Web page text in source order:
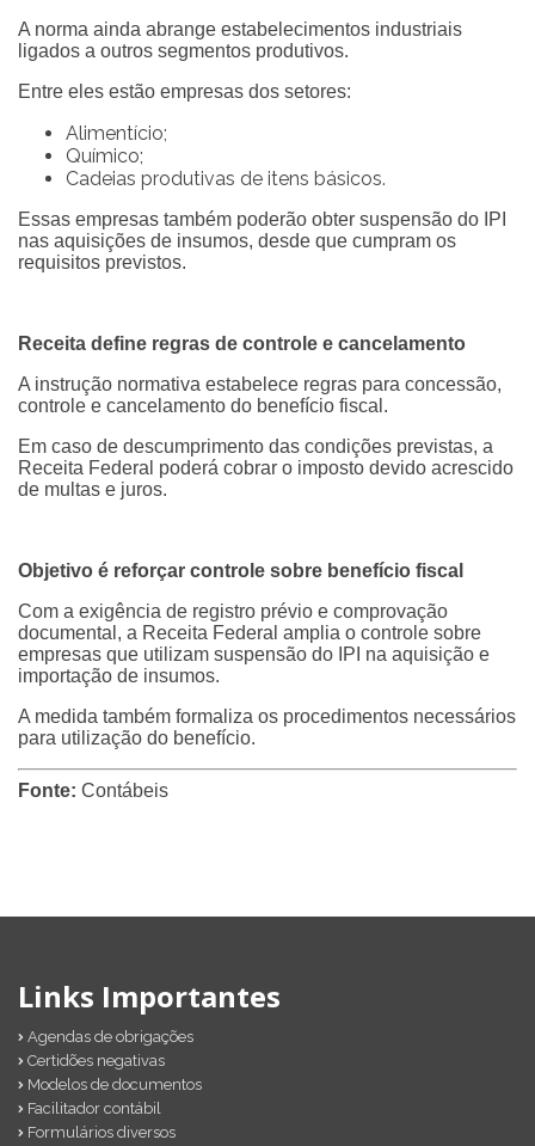
A norma ainda abrange estabelecimentos industriais
ligados a outros segmentos produtivos.
Entre eles estão empresas dos setores:
Alimentício;
Químico;
Cadeias produtivas de itens básicos.
Essas empresas também poderão obter suspensão do IPI
nas aquisições de insumos, desde que cumpram os
requisitos previstos.
Receita define regras de controle e cancelamento
A instrução normativa estabelece regras para concessão,
controle e cancelamento do benefício fiscal.
Em caso de descumprimento das condições previstas, a
Receita Federal poderá cobrar o imposto devido acrescido
de multas e juros.
Objetivo é reforçar controle sobre benefício fiscal
Com a exigência de registro prévio e comprovação
documental, a Receita Federal amplia o controle sobre
empresas que utilizam suspensão do IPI na aquisição e
importação de insumos.
A medida também formaliza os procedimentos necessários
para utilização do benefício.
Fonte: Contábeis
Links Importantes
Agendas de obrigações
Certidões negativas
Modelos de documentos
Facilitador contábil
Formulários diversos